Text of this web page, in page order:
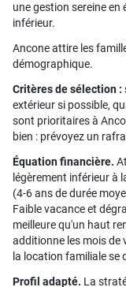
une gestion sereine
inférieur.
Ancone attire les
démographique.
Critères de sélection :
extérieur si possible,
sont prioritaires à
bien : prévoyez un
Équation financière.
légèrement inférieur à
(4-6 ans de durée
Faible vacance et
meilleure qu'un haut
additionne les mois de
la location familiale se
Profil adapté. La